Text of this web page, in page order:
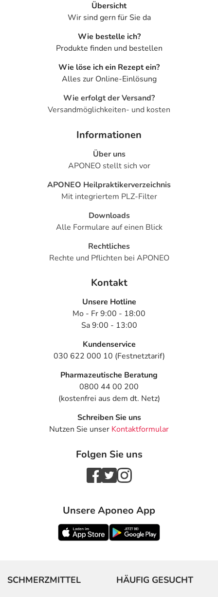
Übersicht
Wir sind gern für Sie da
Wie bestelle ich?
Produkte finden und bestellen
Wie löse ich ein Rezept ein?
Alles zur Online-Einlösung
Wie erfolgt der Versand?
Versandmöglichkeiten- und kosten
Informationen
Über uns
APONEO stellt sich vor
APONEO Heilpraktikerverzeichnis
Mit integriertem PLZ-Filter
Downloads
Alle Formulare auf einen Blick
Rechtliches
Rechte und Pflichten bei APONEO
Kontakt
Unsere Hotline
Mo - Fr 9:00 - 18:00
Sa 9:00 - 13:00
Kundenservice
030 622 000 10 (Festnetztarif)
Pharmazeutische Beratung
0800 44 00 200
(kostenfrei aus dem dt. Netz)
Schreiben Sie uns
Nutzen Sie unser Kontaktformular
Folgen Sie uns
Unsere Aponeo App
SCHMERZMITTEL HÄUFIG GESUCHT